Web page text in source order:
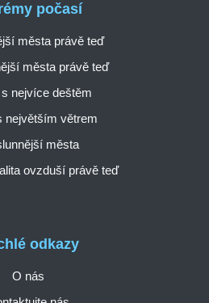
odkazy
O nás
počasí
města právě teď
města právě teď
nejvíce deštěm
největším větrem
města
ovzduší právě teď